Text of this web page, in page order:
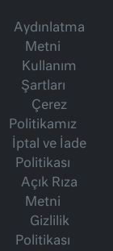
Aydınlatma
Metni
Kullanım
Şartları
Çerez
Politikamız
İptal ve İade
Politikası
Açık Rıza
Metni
Gizlilik
Politikası